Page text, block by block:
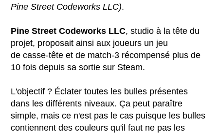
Pine Street Codeworks LLC).
Pine Street Codeworks LLC, studio à la tête du
projet, proposait ainsi aux joueurs un jeu
de casse-tête et de match-3 récompensé plus de
10 fois depuis sa sortie sur Steam.
L'objectif ? Éclater toutes les bulles présentes
dans les différents niveaux. Ça peut paraître
simple, mais ce n'est pas le cas puisque les bulles
contiennent des couleurs qu'il faut ne pas les